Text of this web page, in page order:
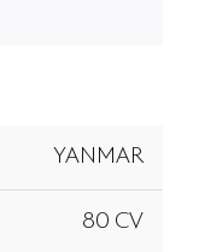
YANMAR
80 CV